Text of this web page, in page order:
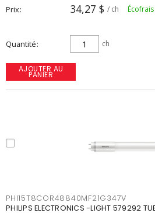
Prix 34,27 $ / ch Écofrais
Quantité ch
AJOUTER AU
PANIER
PHI15T8COR48840MF21G347V
PHILIPS ELECTRONICS -LIGHT 579292